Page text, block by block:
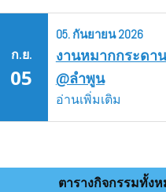
ก.ย.
05
05. กันยายน2026
งานหมากกระดา
@ลำพูน
อ่านเพิ่มเติม
ตารางกิจกรรมทั้ง